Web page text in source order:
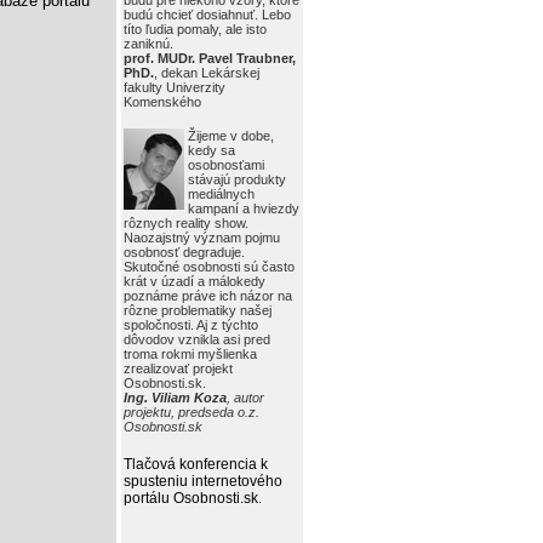
budú chcieť dosiahnuť. Lebo
títo ľudia pomaly, ale isto
zaniknú.
prof. MUDr. Pavel Traubner,
PhD. , dekan Lekárskej
fakulty Univerzity
Komenského
Žijeme v dobe,
kedy sa
osobnosťami
stávajú produkty
mediálnych
kampaní a hviezdy
rôznych reality show.
Naozajstný význam pojmu
osobnosť degraduje.
Skutočné osobnosti sú často
krát v úzadí a málokedy
poznáme práve ich názor na
rôzne problematiky našej
spoločnosti. Aj z týchto
dôvodov vznikla asi pred
troma rokmi myšlienka
zrealizovať projekt
Osobnosti.sk.
Ing. Viliam Koza , autor
projektu, predseda o.z.
Osobnosti.sk
Tlačová konferencia k
spusteniu internetového
portálu Osobnosti.sk